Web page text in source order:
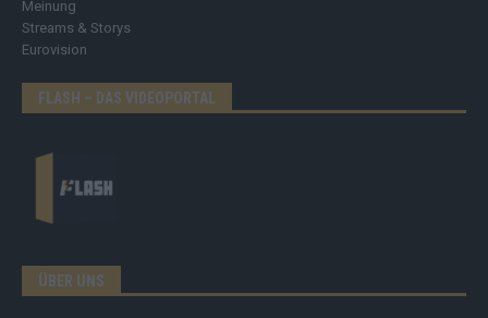
Meinung
Streams & Storys
Eurovision
FLASH – DAS VIDEOPORTAL
ÜBER UNS